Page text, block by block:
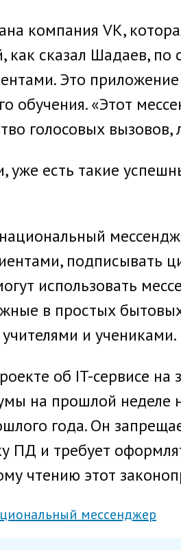
компания VK,
как сказал Шадаев,
Это
обучения. «Этот
голосовых
уже есть такие
подписывать
использовать
в простых
и учениками.
об IT-сервисе
на прошлой
года. Он
ПД и требует
чтению этот
мессенджер